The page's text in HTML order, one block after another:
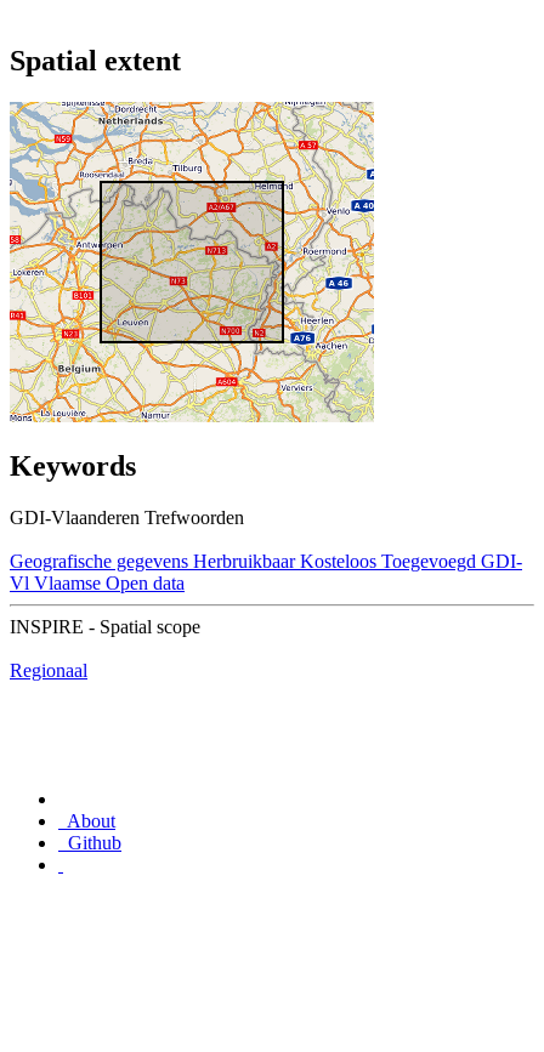
Spatial extent
Keywords
GDI-Vlaanderen Trefwoorden
Geografische gegevens Herbruikbaar Kosteloos Toegevoegd GDI-
Vl Vlaamse Open data
INSPIRE - Spatial scope
Regionaal
About
Github